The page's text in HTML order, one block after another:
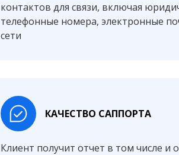
контактов для связи, включая
телефонные номера, электронные
сети
КАЧЕСТВО САППОРТА
Клиент получит отчет в том числе и